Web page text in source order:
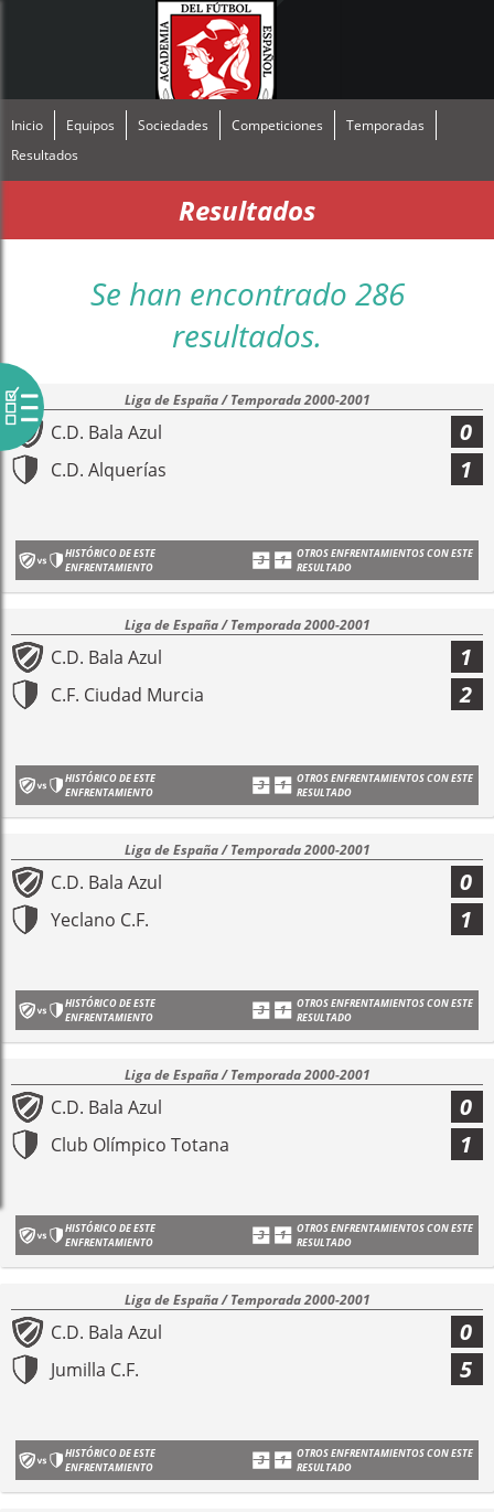
Inicio Equipos Sociedades Competiciones
Temporadas
Resultados
Resultados
Se han encontrado 286
resultados.
Liga de España / Temporada 2000-2001
C.D. Bala Azul 0
C.D. Alquerías 1
HISTÓRICO DE ESTE
ENFRENTAMIENTO
OTROS ENFRENTAMIENTOS CON ESTE
RESULTADO
Liga de España / Temporada 2000-2001
C.D. Bala Azul 1
C.F. Ciudad Murcia 2
HISTÓRICO DE ESTE
ENFRENTAMIENTO
OTROS ENFRENTAMIENTOS CON ESTE
RESULTADO
Liga de España / Temporada 2000-2001
C.D. Bala Azul 0
Yeclano C.F. 1
HISTÓRICO DE ESTE
ENFRENTAMIENTO
OTROS ENFRENTAMIENTOS CON ESTE
RESULTADO
Liga de España / Temporada 2000-2001
C.D. Bala Azul 0
Club Olímpico Totana 1
HISTÓRICO DE ESTE
ENFRENTAMIENTO
OTROS ENFRENTAMIENTOS CON ESTE
RESULTADO
Liga de España / Temporada 2000-2001
C.D. Bala Azul 0
Jumilla C.F. 5
HISTÓRICO DE ESTE
ENFRENTAMIENTO
OTROS ENFRENTAMIENTOS CON ESTE
RESULTADO